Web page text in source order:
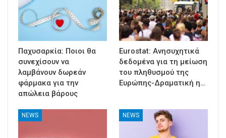
Παχυσαρκία: Ποιοι θα
συνεχίσουν να
λαμβάνουν δωρεάν
φάρμακα για την
απώλεια βάρους
Eurostat: Ανησυχητικά
δεδομένα για τη μείωση
του πληθυσμού της
Ευρώπης-Δραματική η…
NEWS NEWS